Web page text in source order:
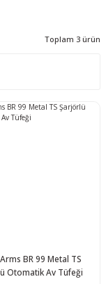
Toplam 3 ürün
BR 99 Metal TS
Otomatik Av Tüfeği